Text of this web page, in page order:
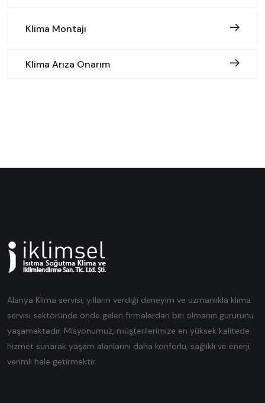
Klima Montajı
Klima Arıza Onarım
Alanya Klima servisi, yılların verdiği deneyim ve uzmanlıkla klima
servisi sektöründe önde gelen firmalardan biri olmanın gururunu
yaşamaktadır. Misyonumuz, müşterilerimize en yüksek kalitede
hizmet sunarak yaşam alanlarını daha konforlu, sağlıklı ve enerji
verimli hale getirmektir.